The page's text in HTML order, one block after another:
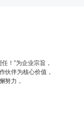
！”为企业宗旨，
伙伴为核心价值，
努力，